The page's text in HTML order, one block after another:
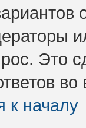
Это
к началу